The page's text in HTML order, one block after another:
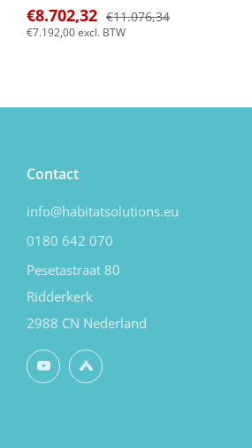
€8.702,32 €11.076,34
€7.192,00excl. BTW
Contact
info@habitatsolutions.eu
0180 642 070
Pesetastraat 80
Ridderkerk
2988 CN Nederland
YouTubeUntappd